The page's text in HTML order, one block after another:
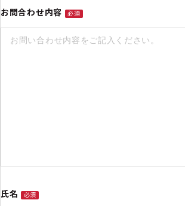
お問合わせ内容 必須
氏名 必須